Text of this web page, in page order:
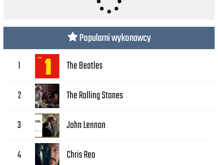
Popularni wykonawcy
1 The Beatles
2 The Rolling Stones
3 John Lennon
4 Chris Rea